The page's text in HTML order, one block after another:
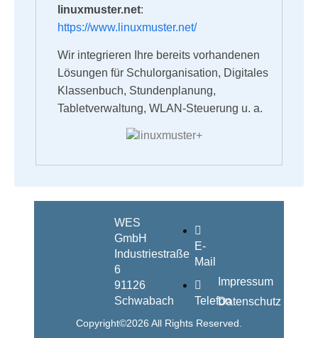
linuxmuster.net:
https://www.linuxmuster.net/
Wir integrieren Ihre bereits vorhandenen
Lösungen für Schulorganisation, Digitales
Klassenbuch, Stundenplanung,
Tabletverwaltung, WLAN-Steuerung u. a.
WES
GmbH
Industriestraße
6
91126
Schwabach
E-
Mail
Telefon
Impressum
Datenschutz
Copyright©2026 All Rights Reserved.